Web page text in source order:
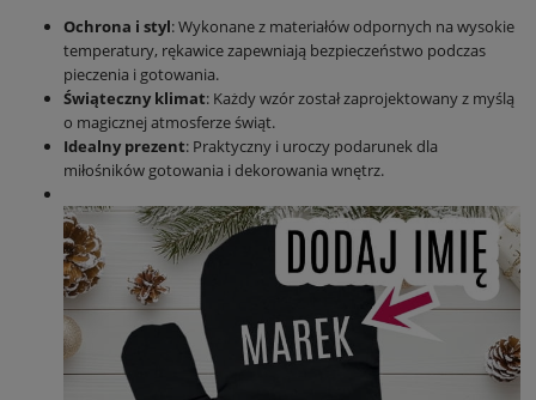
Ochrona i styl: Wykonane z materiałów odpornych na wysokie
temperatury, rękawice zapewniają bezpieczeństwo podczas
pieczenia i gotowania.
Świąteczny klimat: Każdy wzór został zaprojektowany z myślą
o magicznej atmosferze świąt.
Idealny prezent: Praktyczny i uroczy podarunek dla
miłośników gotowania i dekorowania wnętrz.